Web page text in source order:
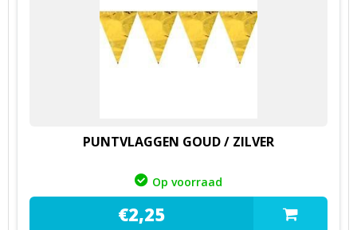
PUNTVLAGGEN GOUD / ZILVER
Op voorraad
€2,25